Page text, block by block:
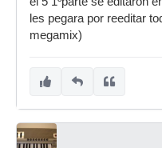
les pegara por reeditar
megamix)